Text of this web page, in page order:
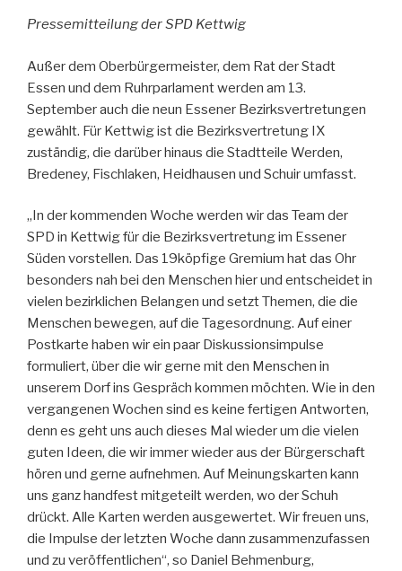
Pressemitteilung der SPD Kettwig
Außer dem Oberbürgermeister, dem Rat der Stadt
Essen und dem Ruhrparlament werden am 13.
September auch die neun Essener Bezirksvertretungen
gewählt. Für Kettwig ist die Bezirksvertretung IX
zuständig, die darüber hinaus die Stadtteile Werden,
Bredeney, Fischlaken, Heidhausen und Schuir umfasst.
„In der kommenden Woche werden wir das Team der
SPD in Kettwig für die Bezirksvertretung im Essener
Süden vorstellen. Das 19köpfige Gremium hat das Ohr
besonders nah bei den Menschen hier und entscheidet in
vielen bezirklichen Belangen und setzt Themen, die die
Menschen bewegen, auf die Tagesordnung. Auf einer
Postkarte haben wir ein paar Diskussionsimpulse
formuliert, über die wir gerne mit den Menschen in
unserem Dorf ins Gespräch kommen möchten. Wie in den
vergangenen Wochen sind es keine fertigen Antworten,
denn es geht uns auch dieses Mal wieder um die vielen
guten Ideen, die wir immer wieder aus der Bürgerschaft
hören und gerne aufnehmen. Auf Meinungskarten kann
uns ganz handfest mitgeteilt werden, wo der Schuh
drückt. Alle Karten werden ausgewertet. Wir freuen uns,
die Impulse der letzten Woche dann zusammenzufassen
und zu veröffentlichen“, so Daniel Behmenburg,